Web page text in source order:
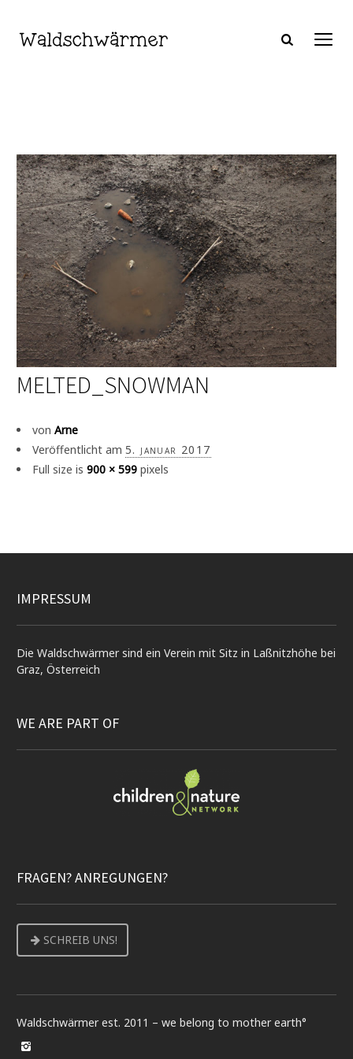
MELTED_SNOWMAN
von Arne
Veröffentlicht am 5. januar 2017
Full size is 900 × 599 pixels
IMPRESSUM
Die Waldschwärmer sind ein Verein mit Sitz in Laßnitzhöhe bei
Graz, Österreich
WE ARE PART OF
FRAGEN? ANREGUNGEN?
SCHREIB UNS!
Waldschwärmer est. 2011 – we belong to mother earth°